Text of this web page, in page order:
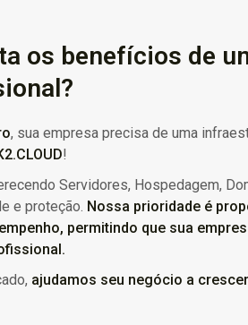
os benefícios de
, sua empresa precisa de uma
!
Servidores, Hospedagem,
e proteção. Nossa prioridade é
permitindo que sua
ajudamos seu negócio a crescer